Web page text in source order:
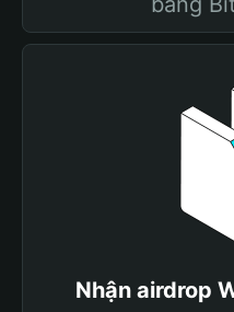
Nhận airdrop